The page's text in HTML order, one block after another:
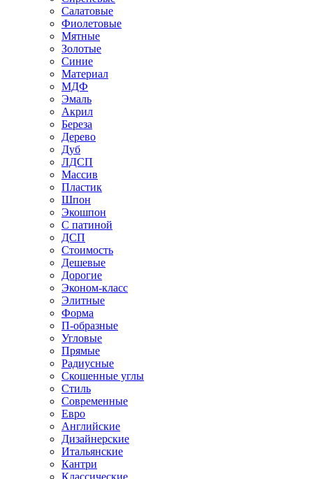
Салатовые
Фиолетовые
Мятные
Золотые
Синие
Материал
МДФ
Эмаль
Акрил
Береза
Дерево
Дуб
ЛДСП
Массив
Пластик
Шпон
Экошпон
С патиной
ДСП
Стоимость
Дешевые
Дорогие
Эконом-класс
Элитные
Форма
П-образные
Угловые
Прямые
Радиусные
Скошенные углы
Стиль
Современные
Евро
Английские
Дизайнерские
Итальянские
Кантри
Классические